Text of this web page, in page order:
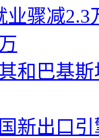
业骤减
和巴基
新出口